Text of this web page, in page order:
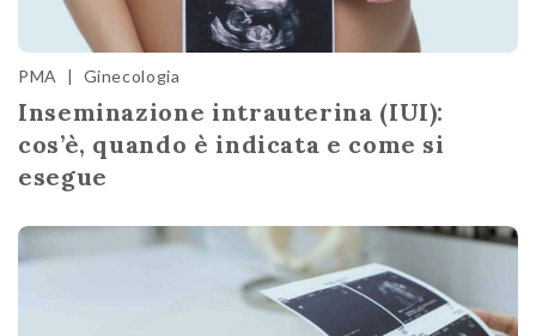
PMA | Ginecologia
Inseminazione intrauterina (IUI):
cos’è, quando è indicata e come si
esegue